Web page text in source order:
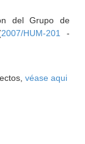
del Grupo de
2007/HUM-201
-
véase aqui